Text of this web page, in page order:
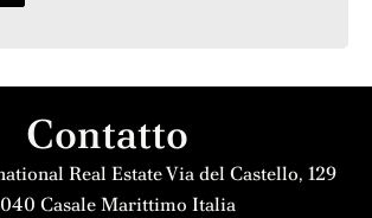
Contatto
Real EstateVia del Castello, 129
Casale Marittimo Italia